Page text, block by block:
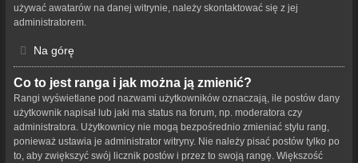
używać awatarów na danej witrynie, należy skontaktować się z jej
administratorem.
Na górę
Co to jest ranga i jak można ją zmienić?
Rangi wyświetlane pod nazwami użytkowników oznaczają, ile postów dany
użytkownik napisał lub jaki ma status na forum, np. moderatora czy
administratora. Użytkownicy nie mogą bezpośrednio zmieniać stylu rang,
ponieważ ustawia je administrator witryny. Nie należy pisać postów tylko po
to, aby zwiększyć swój licznik postów i przez to swoją rangę. Większość